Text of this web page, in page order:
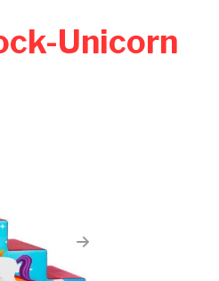
Unicorn
Next